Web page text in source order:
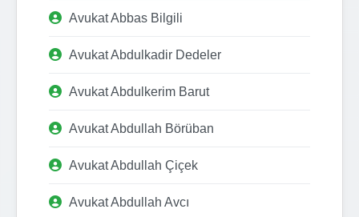
Avukat Abbas Bilgili
Avukat Abdulkadir Dedeler
Avukat Abdulkerim Barut
Avukat Abdullah Börüban
Avukat Abdullah Çiçek
Avukat Abdullah Avcı